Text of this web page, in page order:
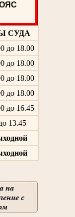
СУДА
до 18.00
до 18.00
до 18.00
до 18.00
до 16.45
13.45